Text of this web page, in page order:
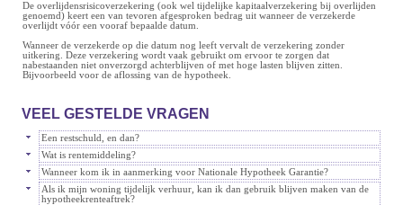
De overlijdensrisicoverzekering (ook wel tijdelijke kapitaalverzekering bij overlijden
genoemd) keert een van tevoren afgesproken bedrag uit wanneer de verzekerde
overlijdt vóór een vooraf bepaalde datum.
Wanneer de verzekerde op die datum nog leeft vervalt de verzekering zonder
uitkering. Deze verzekering wordt vaak gebruikt om ervoor te zorgen dat
nabestaanden niet onverzorgd achterblijven of met hoge lasten blijven zitten.
Bijvoorbeeld voor de aflossing van de hypotheek.
VEEL GESTELDE VRAGEN
Een restschuld, en dan?
Wat is rentemiddeling?
Wanneer kom ik in aanmerking voor Nationale Hypotheek Garantie?
Als ik mijn woning tijdelijk verhuur, kan ik dan gebruik blijven maken van de
hypotheekrenteaftrek?